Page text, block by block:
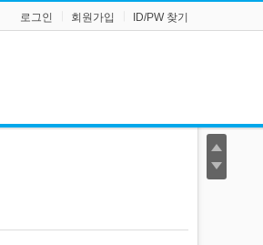
로그인 회원가입 ID/PW 찾기